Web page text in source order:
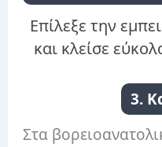
Επίλεξε την
και κλείσε
3.
Στα